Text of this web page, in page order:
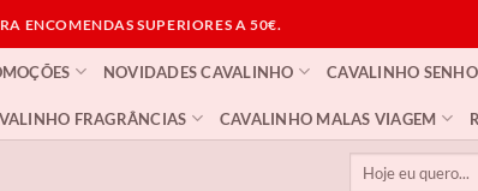
ENCOMENDAS SUPERIORES A 50€.
NOVIDADES CAVALINHO CAVALINHO
FRAGRÂNCIAS CAVALINHO MALAS VIAGEM